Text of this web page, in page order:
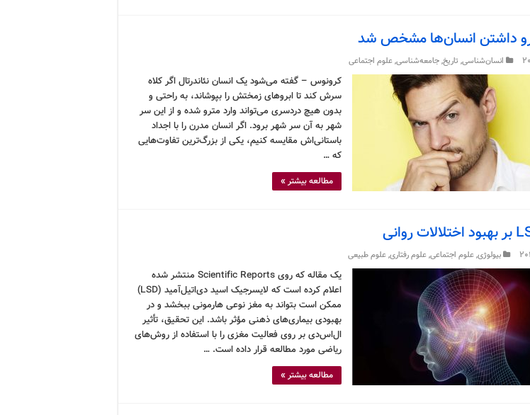
داشتن انسان‌ها مشخص شد
انسان‌شناسی, تاریخ,جامعه‌شناسی,علوم اجتماعی
کرونوس – گفته می‌شود یک انسان نئاندرتال اگر کلاه
سرش کند تا ابروهای زمختش را بپوشاند، به راحتی و
بدون هیچ دردسری می‌تواند وارد مترو شده و از این سر
شهر به آن سر شهر برود. اگر انسان مدرن را با اجداد
باستانی‌اش مقایسه کنیم، یکی از بزرگ‌ترین تفاوت‌هایی
که …
مطالعه بیشتر »
بیولوژی,علوم اجتماعی,علوم رفتاری,علوم طبیعی
یک مقاله که روی Scientific Reports منتشر شده
اعلام کرده است که لایسرجیک اسید دی‌اتیل‌آمید (LSD)
ممکن است بتواند به مغز نوعی هارمونی ببخشد و در
بهبودی بیماری‌های ذهنی مؤثر باشد. این تحقیق، تأثیر
ال‌اس‌دی بر روی فعالیت مغزی را با استفاده از روش‌های
ریاضی مورد مطالعه قرار داده است. …
مطالعه بیشتر »